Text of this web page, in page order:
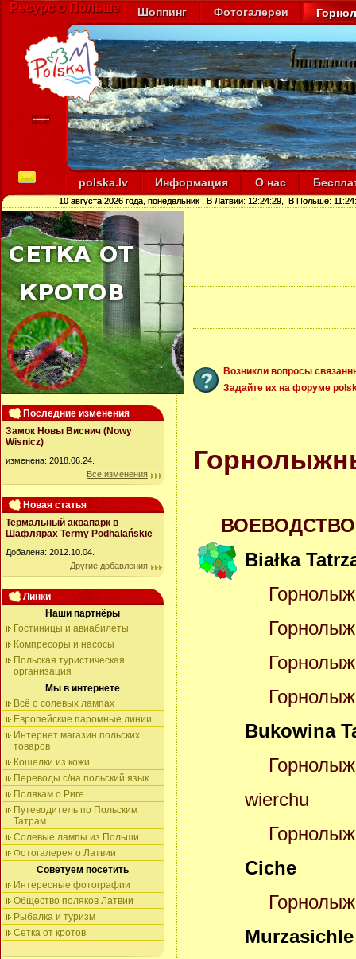
Ресурс о Польше Шоппинг Фотогалереи
polska.lv Информация О нас
10 августа 2026 года, понедельник , В Латвии: 12:24:29 , В Польше:
Последние изменения
Замок Новы Виснич (Nowy
Wisnicz)
изменена: 2018.06.24.
Все изменения
Новая статья
Термальный аквапарк в
Шафлярах Termy Podhalańskie
Добалена: 2012.10.04.
Другие добавления
Линки
Наши партнёры
Гостиницы и авиабилеты
Компресоры и насосы
Польская туристическая
организация
Мы в интернете
Всё о солевых лампах
Европейские паромные линии
Интернет магазин польских
товаров
Кошелки из кожи
Переводы с/на польский язык
Полякам о Риге
Путеводитель по Польским
Татрам
Солевые лампы из Польши
Фотогалерея о Латвии
Советуем посетить
Интересные фотографии
Общество поляков Латвии
Рыбалка и туризм
Сетка от кротов
Возникли вопросы
Задайте их на форуме
ВОЕВОДСТВО
Białka
Bukowina
wierchu
Ciche
Murzasichle